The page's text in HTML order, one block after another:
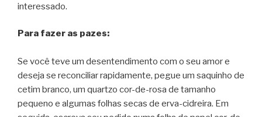
interessado.
Para fazer as pazes:
Se você teve um desentendimento com o seu amor e
deseja se reconciliar rapidamente, pegue um saquinho de
cetim branco, um quartzo cor-de-rosa de tamanho
pequeno e algumas folhas secas de erva-cidreira. Em